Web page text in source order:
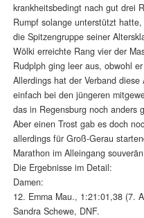
krankheitsbedingt nach gut drei
Rumpf solange unterstützt
die Spitzengruppe seiner
Wölki erreichte Rang vier der
Rudplph ging leer aus, obwohl
Allerdings hat der Verband
einfach bei den jüngeren
das in Regensburg noch anders
Aber einen Trost gab es doch
allerdings für Groß-Gerau
Marathon im Alleingang
Die Ergebnisse im Detail:
Damen:
12. Emma Mau., 1:21:01,38 (7.
Sandra Schewe, DNF.